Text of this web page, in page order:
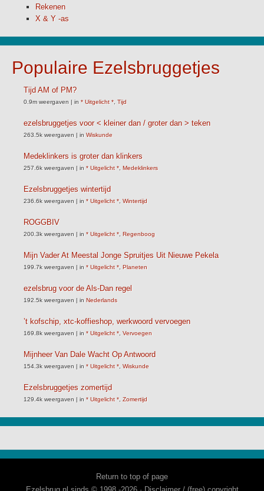
Rekenen
X & Y -as
Populaire Ezelsbruggetjes
Tijd AM of PM?
0.9m weergaven | in * Uitgelicht * Tijd
ezelsbruggetjes voor < kleiner dan / groter dan > teken
263.5k weergaven | in Wiskunde
Medeklinkers is groter dan klinkers
257.6k weergaven | in * Uitgelicht * Medeklinkers
Ezelsbruggetjes wintertijd
236.6k weergaven | in * Uitgelicht * Wintertijd
ROGGBIV
200.3k weergaven | in * Uitgelicht * Regenboog
Mijn Vader At Meestal Jonge Spruitjes Uit Nieuwe Pekela
199.7k weergaven | in * Uitgelicht * Planeten
ezelsbrug voor de Als-Dan regel
192.5k weergaven | in Nederlands
’t kofschip, xtc-koffieshop, werkwoord vervoegen
169.8k weergaven | in * Uitgelicht * Vervoegen
Mijnheer Van Dale Wacht Op Antwoord
154.3k weergaven | in * Uitgelicht * Wiskunde
Ezelsbruggetjes zomertijd
129.4k weergaven | in * Uitgelicht * Zomertijd
Return to top of page